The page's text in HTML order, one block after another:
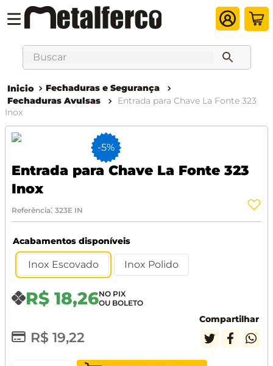
Buscar
Fechaduras e Segurança
Fechaduras Avulsas
Entrada para Chave La Fonte 323
Inox
-5%
Entrada para Chave La Fonte 323
Inox
Referência: 323E IN
Acabamentos disponíveis
Inox Escovado Inox Polido
R$ 18,26
R$ 19,22
Compartilhar